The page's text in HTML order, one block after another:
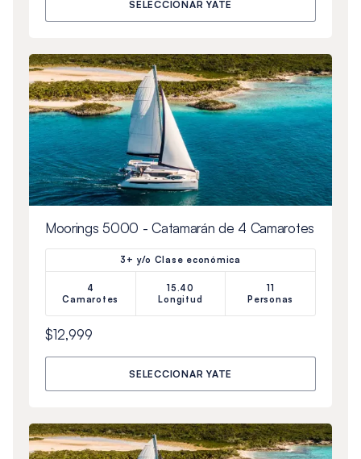
SELECCIONAR YATE
Moorings 5000 - Catamarán de 4 Camarotes
3+ y/o Clase económica
4
Camarotes
15.40
Longitud
11
Personas
$12,999
SELECCIONAR YATE